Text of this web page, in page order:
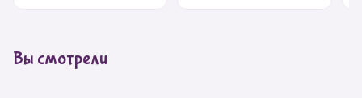
Вы смотрели